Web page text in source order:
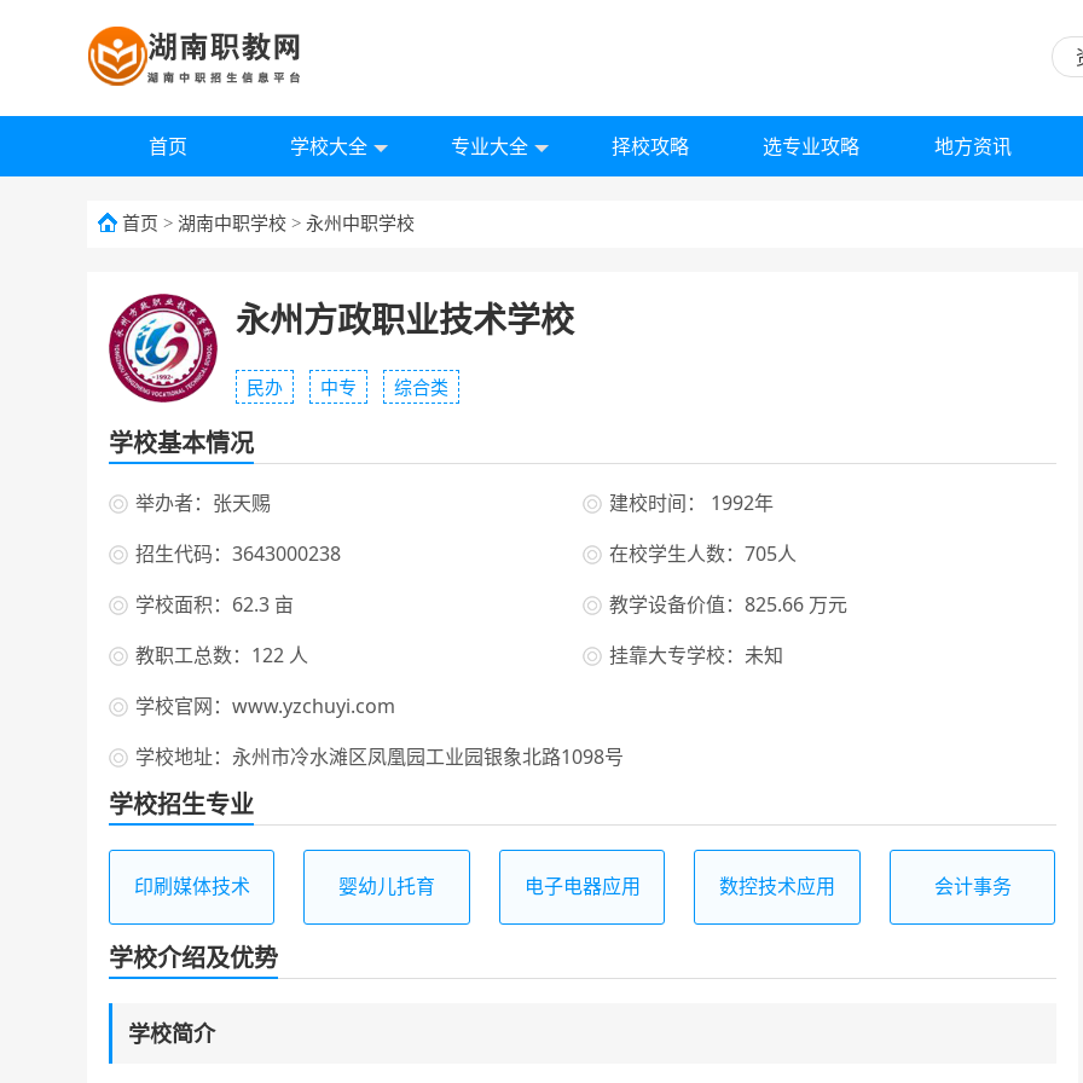
首页 学校大全 专业大全 择校攻略 选专业攻略 地方资讯
首页 > 湖南中职学校 > 永州中职学校
永州方政职业技术学校
民办 中专 综合类
学校基本情况
举办者：张天赐
建校时间： 1992年
招生代码：3643000238
在校学生人数：705人
学校面积：62.3 亩
教学设备价值：825.66 万元
教职工总数：122 人
挂靠大专学校：未知
学校官网：www.yzchuyi.com
学校地址：永州市冷水滩区凤凰园工业园银象北路1098号
学校招生专业
印刷媒体技术 婴幼儿托育
电子电器应用
数控技术应用 会计事务
学校介绍及优势
学校简介